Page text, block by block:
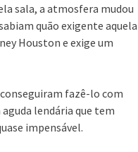
sala, a atmosfera mudou
quão exigente aquela
Houston e exige um
fazê-lo com
lendária que tem
impensável.